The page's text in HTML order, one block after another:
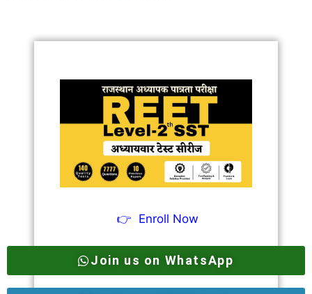
👉 Enroll Now
Join us on WhatsApp